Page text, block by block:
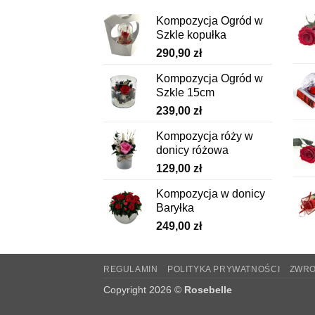
można
wybrać
na
stronie
produktu
Kompozycja Ogród w
Szkle kopułka
290,90 zł
Kompozycja Ogród w
Szkle 15cm
239,00 zł
Kompozycja róży w
donicy różowa
129,00 zł
Kompozycja w donicy
Baryłka
249,00 zł
REGULAMIN POLITYKA PRYWATNOŚCI
Copyright 2026 © Rosebelle